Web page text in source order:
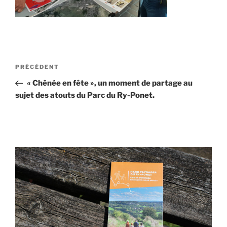
Navigation
l’article
Article
précédent
PRÉCÉDENT
« Chênée en fête », un moment de partage au
sujet des atouts du Parc du Ry-Ponet.